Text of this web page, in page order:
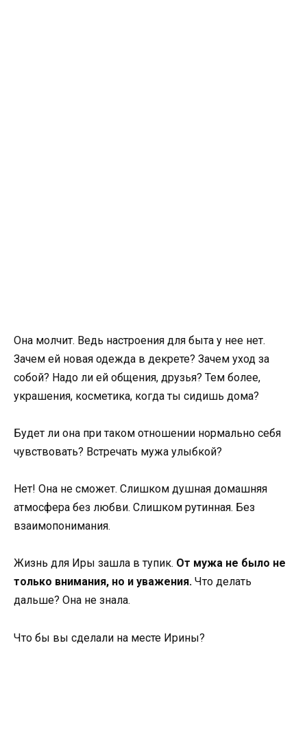
Она молчит. Ведь настроения для быта у нее нет.
Зачем ей новая одежда в декрете? Зачем уход за
собой? Надо ли ей общения, друзья? Тем более,
украшения, косметика, когда ты сидишь дома?
Будет ли она при таком отношении нормально себя
чувствовать? Встречать мужа улыбкой?
Нет! Она не сможет. Слишком душная домашняя
атмосфера без любви. Слишком рутинная. Без
взаимопонимания.
Жизнь для Иры зашла в тупик. От мужа не было не
только внимания, но и уважения. Что делать
дальше? Она не знала.
Что бы вы сделали на месте Ирины?